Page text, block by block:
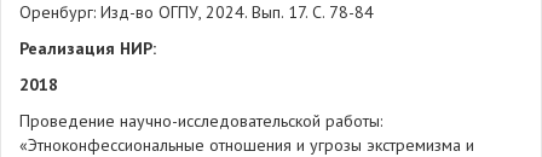
Оренбург: Изд-во ОГПУ, 2024. Вып. 17. С. 78-84
Реализация НИР:
2018
Проведение научно-исследовательской работы:
«Этноконфессиональные отношения и угрозы экстремизма и